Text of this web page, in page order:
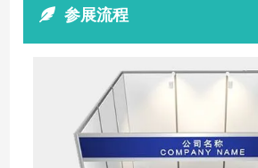
参展流程